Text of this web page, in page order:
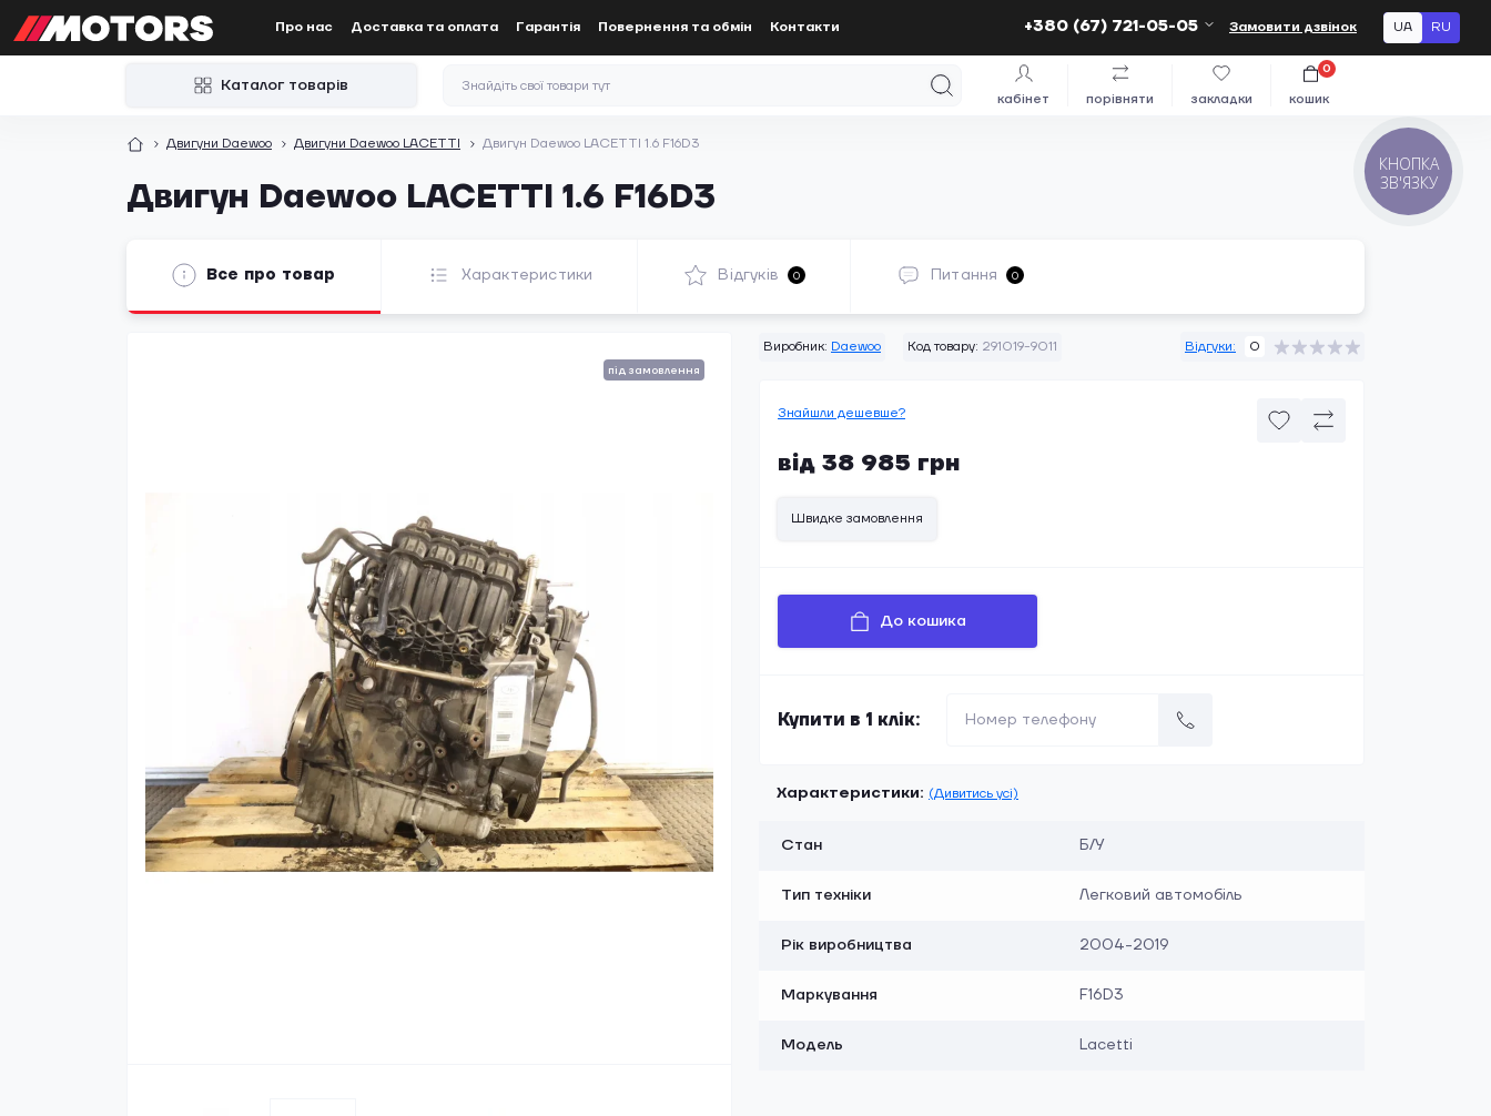
Про нас Доставка та оплата Гарантія Повернення та обмін Контакти +380 (67) 721-05-05 Замовити дзвінок UA RU
Каталог товарів
кабінет порівняти закладки кошик
0
Двигуни Daewoo Двигуни Daewoo LACETTI Двигун Daewoo LACETTI 1.6 F16D3
Двигун Daewoo LACETTI 1.6 F16D3
Все про товар Характеристики Відгуків 0 Питання 0
під замовлення
Виробник: Daewoo Код товару: 291019-9011 Відгуки: 0
Знайшли дешевше?
від 38 985 грн
Швидке замовлення
До кошика
Купити в 1 клік:
Характеристики: (Дивитись усі)
Стан Б/У
Тип техніки Легковий автомобіль
Рік виробництва 2004-2019
Маркування F16D3
Модель Lacetti
КНОПКА
ЗВ'ЯЗКУ